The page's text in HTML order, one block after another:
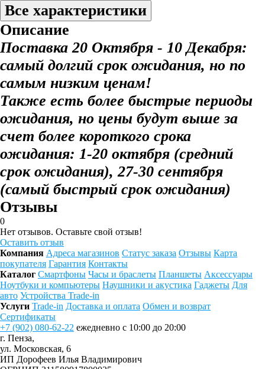
Все характеристики
Описание
Поставка 20 Октября - 10 Декабря:
самый долгий срок ожидания, но по
самым низким ценам!
Также есть более быстрые периоды
ожидания, но цены будут выше за
счет более короткого срока
ожидания: 1-20 октября (средний
срок ожидания), 27-30 сентября
(самый быстрый срок ожидания)
Отзывы
0
Нет отзывов. Оставьте свой отзыв!
Оставить отзыв
Компания Адреса магазинов Статус заказа Отзывы Карта
покупателя Гарантия Контакты
Каталог Смартфоны Часы и браслеты Планшеты Аксессуары
Ноутбуки и компьютеры Наушники и акустика Гаджеты Для
авто Устройства Trade-in
Услуги Trade-in Доставка и оплата Обмен и возврат
Сертификаты
+7 (902) 080-62-22 ежедневно с 10:00 до 20:00
г. Пенза,
ул. Московская, 6
ИП Дорофеев Илья Владимирович